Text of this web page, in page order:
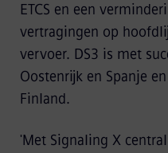
ETCS en een
vertragingen op
vervoer. DS3 is met
Oostenrijk en Spanje
Finland.
'Met Signaling X